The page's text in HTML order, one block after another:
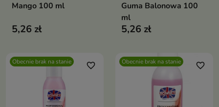
Mango 100 ml
5,26 zł
Guma Balonowa 100
ml
5,26 zł
Obecnie brak na stanie favorite_border Obecnie brak na stanie favorite_border